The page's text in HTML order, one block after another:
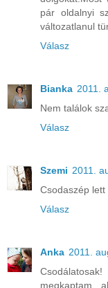
pár oldalnyi
változatlanul
Válasz
Bianka 2011.
Nem találok
Válasz
Szemi 2011.
Csodaszép lett
Válasz
Anka 2011.
megkaptam,